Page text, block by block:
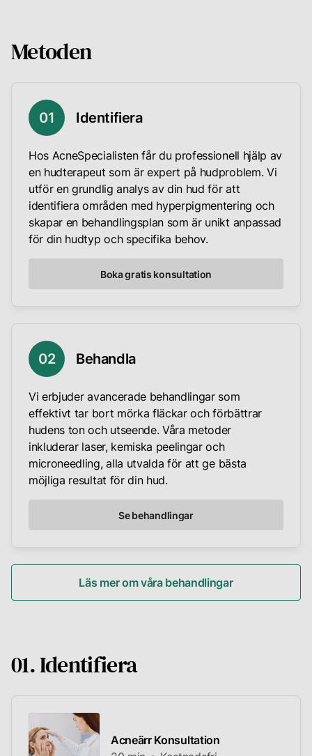
Metoden
01 Identifiera
Hos AcneSpecialisten får du professionell hjälp av
en hudterapeut som är expert på hudproblem. Vi
utför en grundlig analys av din hud för att
identifiera områden med hyperpigmentering och
skapar en behandlingsplan som är unikt anpassad
för din hudtyp och specifika behov.
Boka gratis konsultation
02 Behandla
Vi erbjuder avancerade behandlingar som
effektivt tar bort mörka fläckar och förbättrar
hudens ton och utseende. Våra metoder
inkluderar laser, kemiska peelingar och
microneedling, alla utvalda för att ge bästa
möjliga resultat för din hud.
Se behandlingar
Läs mer om våra behandlingar
01. Identifiera
Acneärr Konsultation